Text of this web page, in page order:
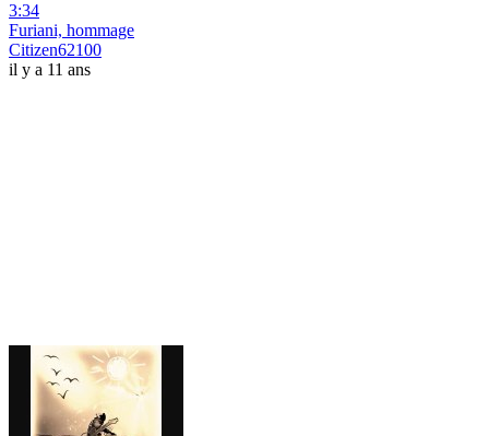
3:34
Furiani, hommage
Citizen62100
il y a 11 ans